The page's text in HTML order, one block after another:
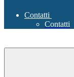
Contatti
Contatti